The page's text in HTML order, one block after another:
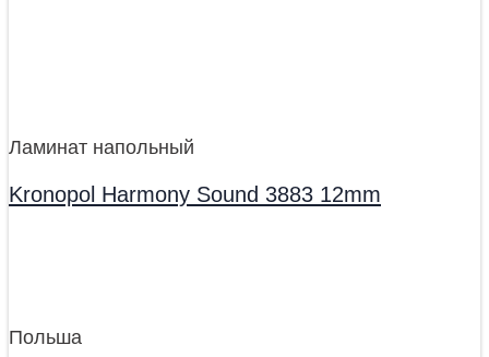
Ламинат напольный
Kronopol Harmony Sound 3883 12mm
Польша